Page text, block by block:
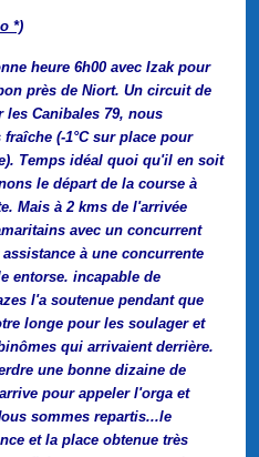
*)
heure 6h00 avec Izak pour
près de Niort. Un circuit de
les Canibales 79, nous
(-1°C sur place pour
Temps idéal quoi qu'il en soit
le départ de la course à
Mais à 2 kms de l'arrivée
avec un concurrent
à une concurrente
entorse. incapable de
l'a soutenue pendant que
longe pour les soulager et
qui arrivaient derrière.
une bonne dizaine de
pour appeler l'orga et
sommes repartis...le
et la place obtenue très